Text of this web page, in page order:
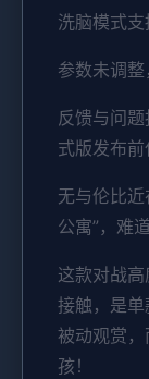
洗脑模式
参数未调
反馈与问
式版发布前
无与伦比
公寓”，难
这款对战
接触，是
被动观赏
孩！